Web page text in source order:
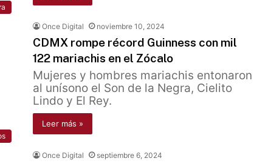
Once Digital noviembre 10, 2024
CDMX rompe récord Guinness con mil
122 mariachis en el Zócalo
Mujeres y hombres mariachis entonaron
al unísono el Son de la Negra, Cielito
Lindo y El Rey.
Leer más »
Once Digital septiembre 6, 2024